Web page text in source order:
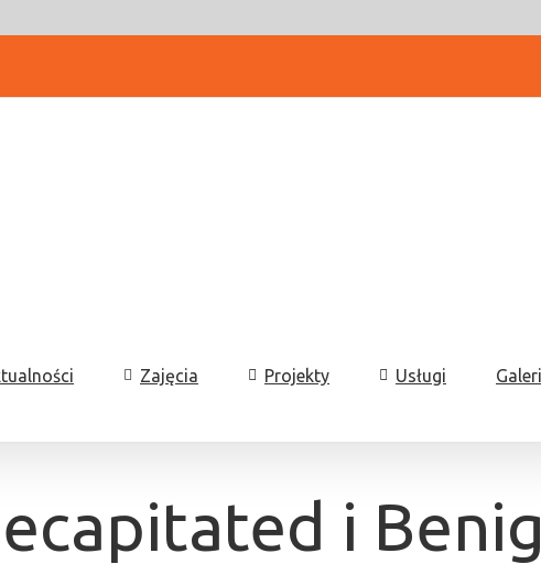
Zajęcia Projekty Usługi
i